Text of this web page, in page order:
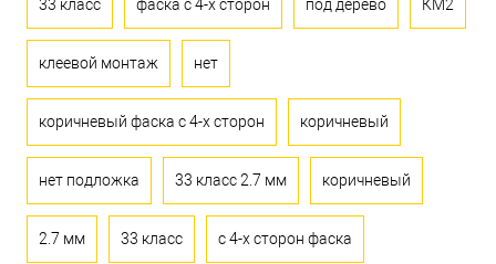
33 класс фаска с 4-х сторон под дерево КМ2
клеевой монтаж нет
коричневый фаска с 4-х сторон коричневый
нет подложка 33 класс 2.7 мм коричневый
2.7 мм 33 класс с 4-х сторон фаска